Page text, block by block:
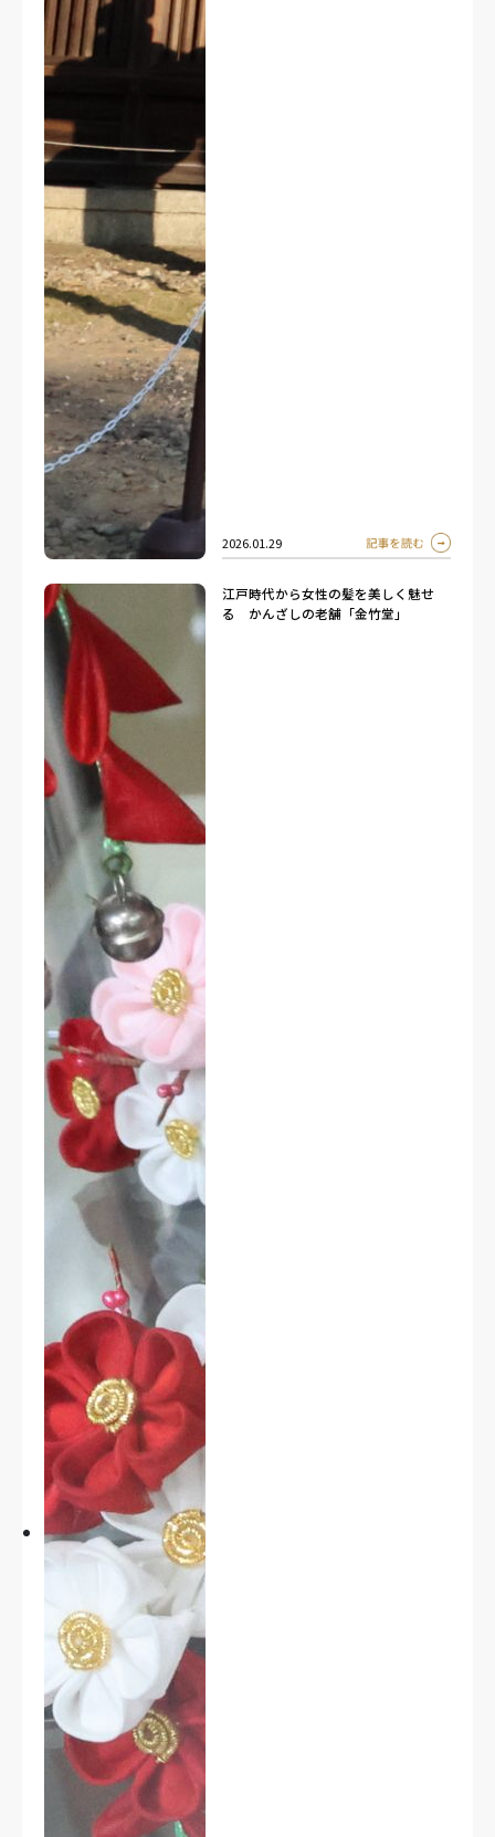
2026.01.29
江戸時代から女性の髪を美しく魅せ
る かんざしの老舗「金竹堂」